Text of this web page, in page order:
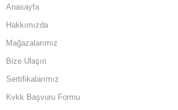
Anasayfa
Hakkımızda
Mağazalarımız
Bize Ulaşın
Sertifikalarımız
Kvkk Başvuru Formu